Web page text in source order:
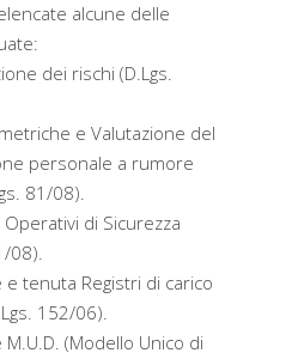
alcune delle
dei rischi (D.Lgs.
e Valutazione del
personale a rumore
81/08).
di Sicurezza
08).
tenuta Registri di carico
152/06).
(Modello Unico di